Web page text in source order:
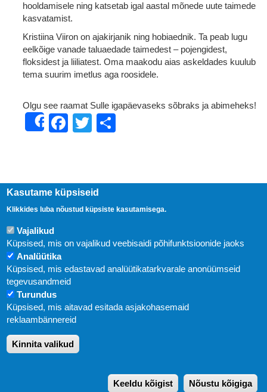
hooldamisele ning katsetab igal aastal mõnede uute taimede
kasvatamist.
Kristiina Viiron on ajakirjanik ning hobiaednik. Ta peab lugu
eelkõige vanade taluaedade taimedest – pojengidest,
floksidest ja liiliatest. Oma maakodu aias askeldades kuulub
tema suurim imetlus aga roosidele.
Olgu see raamat Sulle igapäevaseks sõbraks ja abimeheks!
ShareFacebook
Twitter
Uudised
KIRJASTUS PEGASUS OÜ © 2020
Paldiski mnt. 29 (A korpus VI korrus), Tallinn
E-post:pegasus[at]pegasus.ee
Kasutame küpsiseid
Klikkides luba nõustud küpsiste kasutamisega.
Vajalikud
Küpsised, mis on vajalikud veebisaidi põhifunktsioonide jaoks
Analüütika
Küpsised, mis edastavad analüütikatarkvarale anonüümseid
tegevusandmeid
Turundus
Küpsised, mis aitavad esitada asjakohasemaid
reklaambännereid
Kinnita valikud
Keeldu kõigist Nõustu kõigiga